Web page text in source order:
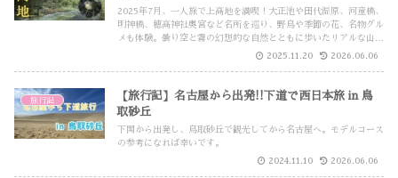
2025年7月、一人旅で上高地を満喫！大正池や田代湿原、河童橋、
明神橋、穂高神社奥宮など名所を巡り、野鳥や季節の花、名物グル
メも体験。曇り空と霧の幻想的な自然とともに歩いたリアルな山岳
リゾート散策記。上高地観光モデルコースとしてもおすすめです。
2025.11.20 2026.06.06
旅行記
【旅行記】名古屋から出発!!下道で西日本旅 in 鳥
取砂丘
下関から出発し、鳥取砂丘で観光してから名古屋へ。モデルコース
の参考になれば幸いです。
2024.11.10 2026.06.06